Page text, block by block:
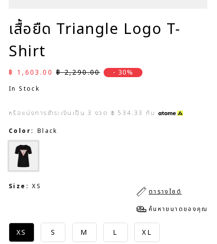
เสื้อยืด Triangle Logo T-
Shirt
ราคาลด
฿ 1,603.00 ราคาปกติ
฿ 2,290.00 - 30%
In Stock
หรือแบ่งการชำระเงินเป็น3 งวด ฿ 534.33 กับ
Color: Black
Size: XS
ตารางไซด์
ค้นหาขนาดของคุณ
XS S M L XL